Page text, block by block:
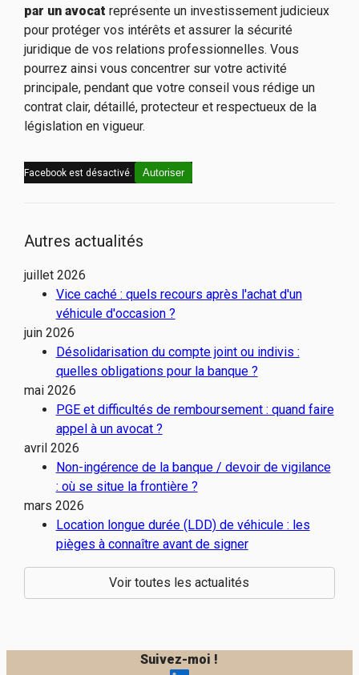
par un avocat représente un investissement judicieux
pour protéger vos intérêts et assurer la sécurité
juridique de vos relations professionnelles. Vous
pourrez ainsi vous concentrer sur votre activité
principale, pendant que votre conseil vous rédige un
contrat clair, détaillé, protecteur et respectueux de la
législation en vigueur.
Facebook est désactivé. Autoriser
Autres actualités
juillet 2026
Vice caché : quels recours après l'achat d'un
véhicule d'occasion ?
juin 2026
Désolidarisation du compte joint ou indivis :
quelles obligations pour la banque ?
mai 2026
PGE et difficultés de remboursement : quand faire
appel à un avocat ?
avril 2026
Non-ingérence de la banque / devoir de vigilance
: où se situe la frontière ?
mars 2026
Location longue durée (LDD) de véhicule : les
pièges à connaître avant de signer
Voir toutes les actualités
Suivez-moi !